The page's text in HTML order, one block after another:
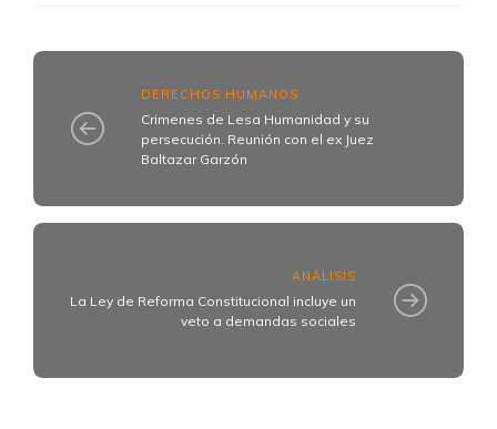
DERECHOS HUMANOS
Crimenes de Lesa Humanidad y su
persecución. Reunión con el ex Juez
Baltazar Garzón
ANÁLISIS
La Ley de Reforma Constitucional incluye un
veto a demandas sociales